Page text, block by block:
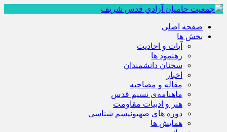
صفحه اصلی
بخش ها
آیات و احادیث
رهنمود ها
سخنان دانشمندان
اخبار
مقاله و مصاحبه
ماهنامه‌ی نسیم قدس
هنر و ادبیات مقاومت
دوره های صهیونیسم شناسی
همايش ها